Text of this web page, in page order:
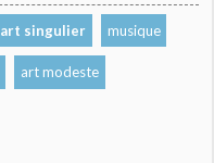
art singulier musique
art modeste